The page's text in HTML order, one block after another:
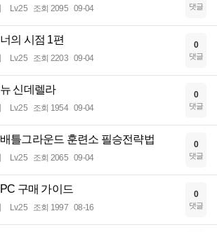
Lv.25 조회 2095 09-04 댓글
너의 시점 1편
Lv.25 조회 2203 09-04
0
댓글
뉴 신데렐라
Lv.25 조회 1954 09-04
0
댓글
배틀그라운드 훈련소 필승전략법
Lv.25 조회 2065 09-04
0
댓글
PC 구매 가이드
Lv.25 조회 1997 08-16
0
댓글